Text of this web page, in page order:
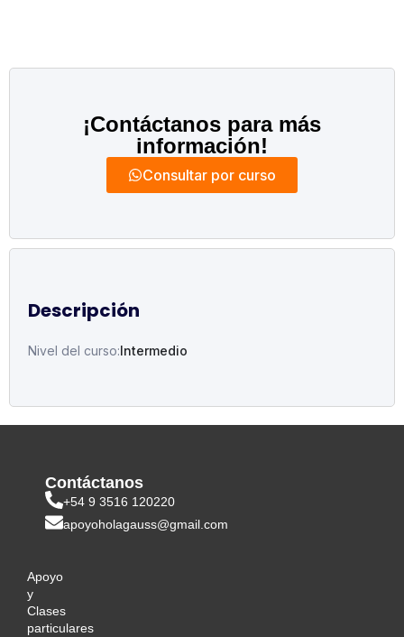
¡Contáctanos para más
información!
Consultar por curso
Descripción
Nivel del curso:Intermedio
Apoyo
y
Clases
particulares
Contáctanos
+54 9 3516 120220
apoyoholagauss@gmail.com